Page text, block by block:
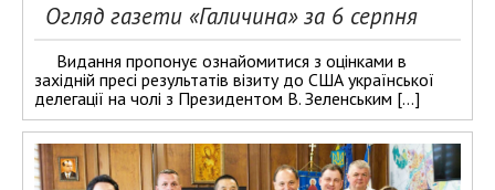
Огляд газети «Галичина» за 6 серпня
Видання пропонує ознайомитися з оцінками в
західній пресі результатів візиту до США української
делегації на чолі з Президентом В. Зеленським […]